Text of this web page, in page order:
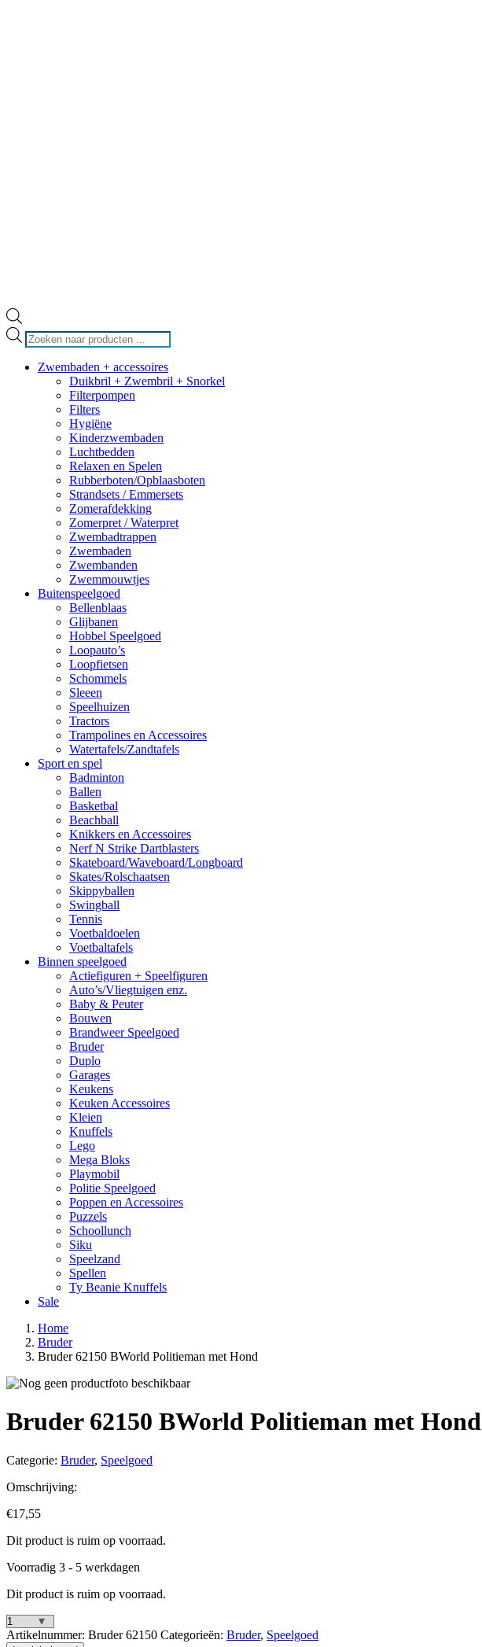
Producten
zoeken
Zwembaden + accessoires
Duikbril + Zwembril + Snorkel
Filterpompen
Filters
Hygiëne
Kinderzwembaden
Luchtbedden
Relaxen en Spelen
Rubberboten/Opblaasboten
Strandsets / Emmersets
Zomerafdekking
Zomerpret / Waterpret
Zwembadtrappen
Zwembaden
Zwembanden
Zwemmouwtjes
Buitenspeelgoed
Bellenblaas
Glijbanen
Hobbel Speelgoed
Loopauto’s
Loopfietsen
Schommels
Sleeen
Speelhuizen
Tractors
Trampolines en Accessoires
Watertafels/Zandtafels
Sport en spel
Badminton
Ballen
Basketbal
Beachball
Knikkers en Accessoires
Nerf N Strike Dartblasters
Skateboard/Waveboard/Longboard
Skates/Rolschaatsen
Skippyballen
Swingball
Tennis
Voetbaldoelen
Voetbaltafels
Binnen speelgoed
Actiefiguren + Speelfiguren
Auto’s/Vliegtuigen enz.
Baby & Peuter
Bouwen
Brandweer Speelgoed
Bruder
Duplo
Garages
Keukens
Keuken Accessoires
Kleien
Knuffels
Lego
Mega Bloks
Playmobil
Politie Speelgoed
Poppen en Accessoires
Puzzels
Schoollunch
Siku
Speelzand
Spellen
Ty Beanie Knuffels
Sale
Home
Bruder
Bruder 62150 BWorld Politieman met Hond
Bruder 62150 BWorld Politieman met Hond
Categorie: Bruder, Speelgoed
Omschrijving:
€17,55
Dit product is ruim op voorraad.
Voorradig 3 - 5 werkdagen
Dit product is ruim op voorraad.
Bruder
62150
Artikelnummer: Bruder 62150 Categorieën: Bruder, Speelgoed